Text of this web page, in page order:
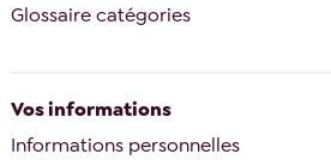
Glossaire catégories
Vos informations
Informations personnelles